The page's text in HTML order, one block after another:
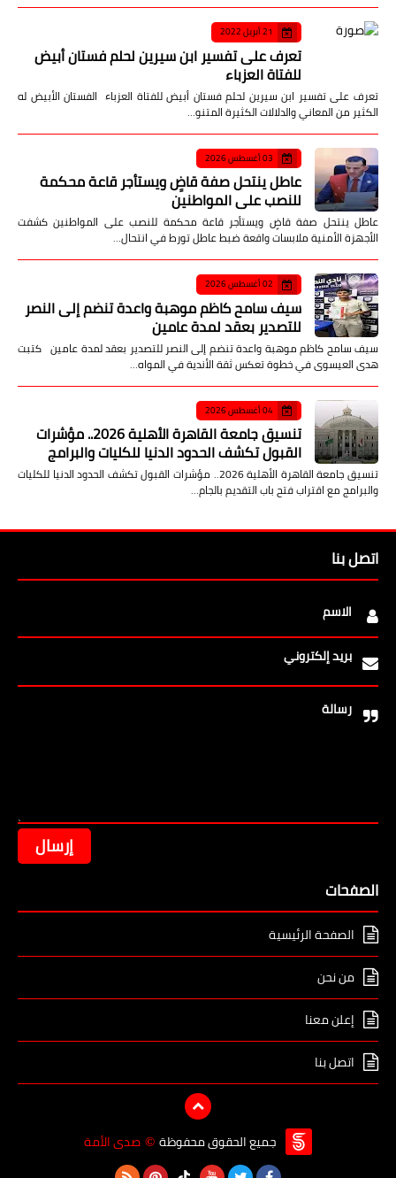
21 أبريل 2022
تعرف على تفسير ابن سيرين لحلم فستان أبيض
للفتاة العزباء
تعرف على تفسير ابن سيرين لحلم فستان أبيض للفتاة العزباء الفستان الأبيض له
الكثير من المعاني والدلالات الكثيرة المتنو…
03 أغسطس 2026
عاطل ينتحل صفة قاضٍ ويستأجر قاعة محكمة
للنصب على المواطنين
عاطل ينتحل صفة قاضٍ ويستأجر قاعة محكمة للنصب على المواطنين كشفت
الأجهزة الأمنية ملابسات واقعة ضبط عاطل تورط في انتحال…
02 أغسطس 2026
سيف سامح كاظم موهبة واعدة تنضم إلى النصر
للتصدير بعقد لمدة عامين
سيف سامح كاظم موهبة واعدة تنضم إلى النصر للتصدير بعقد لمدة عامين كتبت
هدى العيسوى في خطوة تعكس ثقة الأندية في المواه…
04 أغسطس 2026
تنسيق جامعة القاهرة الأهلية 2026.. مؤشرات
القبول تكشف الحدود الدنيا للكليات والبرامج
تنسيق جامعة القاهرة الأهلية 2026.. مؤشرات القبول تكشف الحدود الدنيا للكليات
والبرامج مع اقتراب فتح باب التقديم بالجام…
اتصل بنا
الاسم
بريد إلكتروني
رسالة
الصفحات
الصفحة الرئيسية
من نحن
إعلن معنا
اتصل بنا
جميع الحقوق محفوظة © صدى الأمة